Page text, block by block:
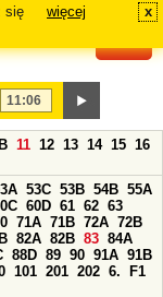
się
więcej x
11 12 13 14 15 16
53C 53B 54B 55A
60D 61 62 63
71A 71B 72A 72B
82A 82B 83 84A
88D 89 90 91A 91B
101 201 202 6.
F1